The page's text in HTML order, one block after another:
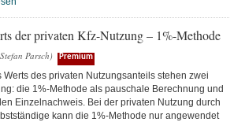
der privaten Kfz-Nutzung – 1%-Methode
Parsch) Premium
Werts des privaten Nutzungsanteils stehen zwei
die 1%-Methode als pauschale Berechnung und
Einzelnachweis. Bei der privaten Nutzung durch
kann die 1%-Methode nur angewendet